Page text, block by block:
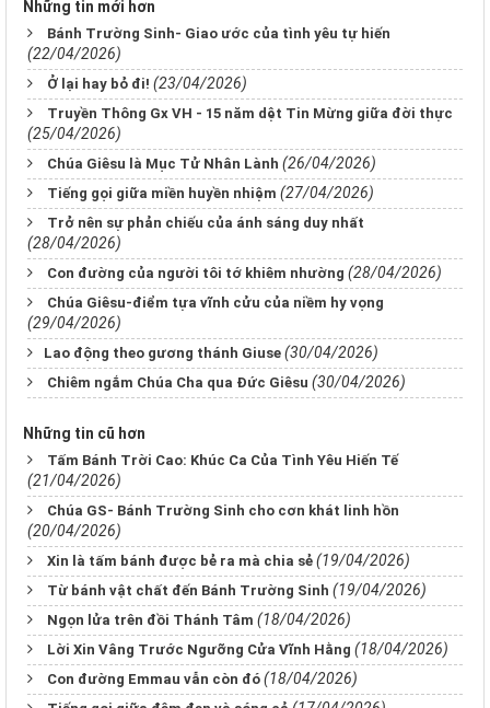
Những tin mới hơn
Bánh Trường Sinh- Giao ước của tình yêu tự hiến
(22/04/2026)
Ở lại hay bỏ đi! (23/04/2026)
Truyền Thông Gx VH - 15 năm dệt Tin Mừng giữa đời thực
(25/04/2026)
Chúa Giêsu là Mục Tử Nhân Lành (26/04/2026)
Tiếng gọi giữa miền huyền nhiệm (27/04/2026)
Trở nên sự phản chiếu của ánh sáng duy nhất
(28/04/2026)
Con đường của người tôi tớ khiêm nhường (28/04/2026)
Chúa Giêsu-điểm tựa vĩnh cửu của niềm hy vọng
(29/04/2026)
​​​​​​​Lao động theo gương thánh Giuse (30/04/2026)
Chiêm ngắm Chúa Cha qua Đức Giêsu (30/04/2026)
Những tin cũ hơn
Tấm Bánh Trời Cao: Khúc Ca Của Tình Yêu Hiến Tế
(21/04/2026)
Chúa GS- Bánh Trường Sinh cho cơn khát linh hồn
(20/04/2026)
Xin là tấm bánh được bẻ ra mà chia sẻ (19/04/2026)
Từ bánh vật chất đến Bánh Trường Sinh (19/04/2026)
Ngọn lửa trên đồi Thánh Tâm (18/04/2026)
Lời Xin Vâng Trước Ngưỡng Cửa Vĩnh Hằng (18/04/2026)
Con đường Emmau vẫn còn đó (18/04/2026)